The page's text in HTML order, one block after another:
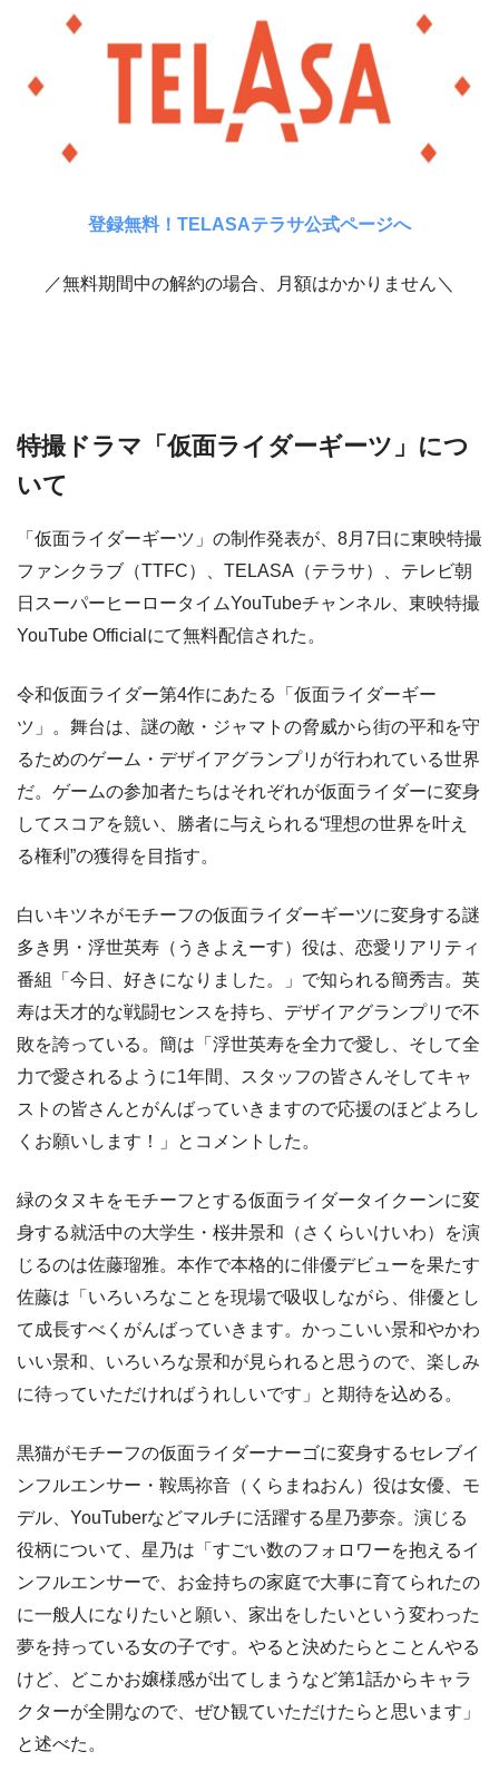
登録無料！TELASAテラサ公式ページへ
／無料期間中の解約の場合、月額はかかりません＼
特撮ドラマ「仮面ライダーギーツ」につ
いて
「仮面ライダーギーツ」の制作発表が、8月7日に東映特撮
ファンクラブ（TTFC）、TELASA（テラサ）、テレビ朝
日スーパーヒーロータイムYouTubeチャンネル、東映特撮
YouTube Officialにて無料配信された。
令和仮面ライダー第4作にあたる「仮面ライダーギー
ツ」。舞台は、謎の敵・ジャマトの脅威から街の平和を守
るためのゲーム・デザイアグランプリが行われている世界
だ。ゲームの参加者たちはそれぞれが仮面ライダーに変身
してスコアを競い、勝者に与えられる“理想の世界を叶え
る権利”の獲得を目指す。
白いキツネがモチーフの仮面ライダーギーツに変身する謎
多き男・浮世英寿（うきよえーす）役は、恋愛リアリティ
番組「今日、好きになりました。」で知られる簡秀吉。英
寿は天才的な戦闘センスを持ち、デザイアグランプリで不
敗を誇っている。簡は「浮世英寿を全力で愛し、そして全
力で愛されるように1年間、スタッフの皆さんそしてキャ
ストの皆さんとがんばっていきますので応援のほどよろし
くお願いします！」とコメントした。
緑のタヌキをモチーフとする仮面ライダータイクーンに変
身する就活中の大学生・桜井景和（さくらいけいわ）を演
じるのは佐藤瑠雅。本作で本格的に俳優デビューを果たす
佐藤は「いろいろなことを現場で吸収しながら、俳優とし
て成長すべくがんばっていきます。かっこいい景和やかわ
いい景和、いろいろな景和が見られると思うので、楽しみ
に待っていただければうれしいです」と期待を込める。
黒猫がモチーフの仮面ライダーナーゴに変身するセレブイ
ンフルエンサー・鞍馬祢音（くらまねおん）役は女優、モ
デル、YouTuberなどマルチに活躍する星乃夢奈。演じる
役柄について、星乃は「すごい数のフォロワーを抱えるイ
ンフルエンサーで、お金持ちの家庭で大事に育てられたの
に一般人になりたいと願い、家出をしたいという変わった
夢を持っている女の子です。やると決めたらとことんやる
けど、どこかお嬢様感が出てしまうなど第1話からキャラ
クターが全開なので、ぜひ観ていただけたらと思います」
と述べた。